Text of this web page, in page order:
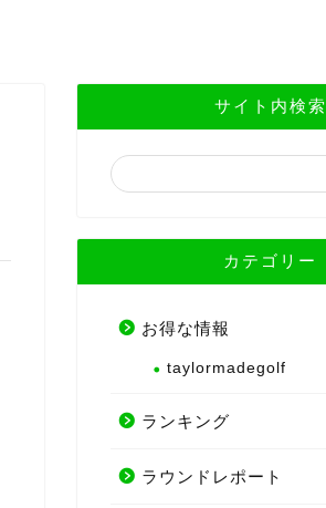
サイト内検索
カテゴリー
お得な情報
taylormadegolf
ランキング
ラウンドレポート